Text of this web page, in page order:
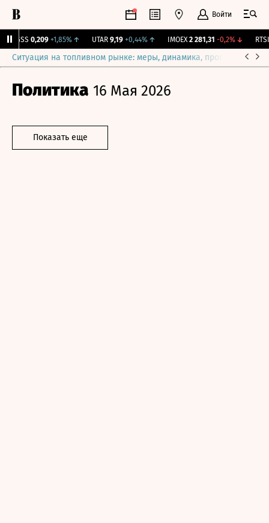
Войти
RGSS 0,209 +1,85%↑ UTAR 9,19 +0,44%↑ IMOEX 2 281,31 -0,2%↓ RTSI
Ситуация на топливном рынке: меры, динамика, прогнозы
Политика 16 Мая 2026
Показать еще